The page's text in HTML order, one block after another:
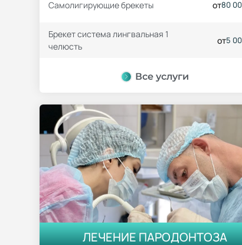
Самолигирующие брекеты от80
Брекет система лингвальная 1
челюсть
от5
Все услуги
ЛЕЧЕНИЕ ПАРОДОНТОЗА